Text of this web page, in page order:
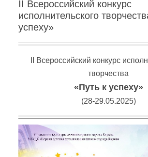
II Всероссийский конкурс
исполнительского
успеху»
II Всероссийский конкурс
творчества
«Путь к успеху»
(28-29.05.2025)